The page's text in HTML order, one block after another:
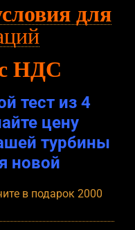
для
НДС
тест из 4
цену
турбины
новой
в подарок 2000